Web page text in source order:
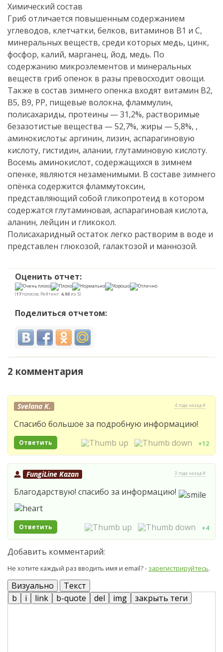
Химический состав
Гриб отличается повышенным содержанием
углеводов, клетчатки, белков, витаминов В1 и С,
минеральных веществ, среди которых медь, цинк,
фосфор, калий, марганец, йод, медь. По
содержанию микроэлементов и минеральных
веществ гриб опенок в разы превосходит овощи.
Также в состав зимнего опенка входят витамин В2,
В5, В9, РР, пищевые волокна, фламмулин,
полисахариды, протеины — 31,2%, растворимые
безазотистые вещества — 52,7%, жиры — 5,8%, ,
аминокислоты: аргинин, лизин, аспарагиновую
кислоту, гистидин, алании, глутаминовую кислоту.
Восемь аминокислот, содержащихся в зимнем
опенке, являются незаменимыми. В составе зимнего
опёнка содержится фламмутоксин,
представляющий собой гликопротеид в котором
содержатся глутаминовая, аспарагиновая кислота,
аланин, лейцин и гликокол.
Полисахаридный остаток легко растворим в воде и
представлен глюкозой, галактозой и маннозой.
Оценить отчет:
(17голосов, Рейтинг: 4,88 из 5)
Поделиться отчетом:
2 комментария
Svelana K. 4 года назад #
Спасибо большое за подробную информацию!
Ответить +12
FungiLine Kazan 3 года назад #
Благодарствую! спасибо за информацию!
Ответить +4
Добавить комментарий:
Не хотите каждый раз вводить имя и email? - зарегистрируйтесь.
Визуально Текст